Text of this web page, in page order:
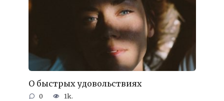
О быстрых удовольствиях
0 1k.